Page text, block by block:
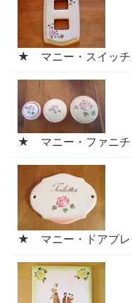
★ マニー・スイッチ
★ マニー・ファニチ
★ マニー・ドアプレ